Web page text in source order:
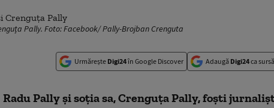
Pally. Foto: Facebook/ Pally-Brojban Crenguta
Urmărește Digi24în Google Discover Adaugă Digi24ca
Radu Pally şi soţia sa, Crenguţa Pally, foşti